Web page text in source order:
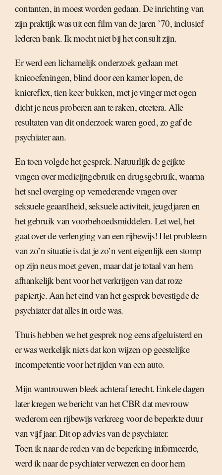
contanten, in moest worden gedaan. De inrichting van
zijn praktijk was uit een film van de jaren ’70, inclusief
lederen bank. Ik mocht niet bij het consult zijn.
Er werd een lichamelijk onderzoek gedaan met
knieoefeningen, blind door een kamer lopen, de
kniereflex, tien keer bukken, met je vinger met ogen
dicht je neus proberen aan te raken, etcetera. Alle
resultaten van dit onderzoek waren goed, zo gaf de
psychiater aan.
En toen volgde het gesprek. Natuurlijk de geijkte
vragen over medicijngebruik en drugsgebruik, waarna
het snel overging op vernederende vragen over
seksuele geaardheid, seksuele activiteit, jeugdjaren en
het gebruik van voorbehoedsmiddelen. Let wel, het
gaat over de verlenging van een rijbewijs! Het probleem
van zo’n situatie is dat je zo’n vent eigenlijk een stomp
op zijn neus moet geven, maar dat je totaal van hem
afhankelijk bent voor het verkrijgen van dat roze
papiertje. Aan het eind van het gesprek bevestigde de
psychiater dat alles in orde was.
Thuis hebben we het gesprek nog eens afgeluisterd en
er was werkelijk niets dat kon wijzen op geestelijke
incompetentie voor het rijden van een auto.
Mijn wantrouwen bleek achteraf terecht. Enkele dagen
later kregen we bericht van het CBR dat mevrouw
wederom een rijbewijs verkreeg voor de beperkte duur
van vijf jaar. Dit op advies van de psychiater.
Toen ik naar de reden van de beperking informeerde,
werd ik naar de psychiater verwezen en door hem